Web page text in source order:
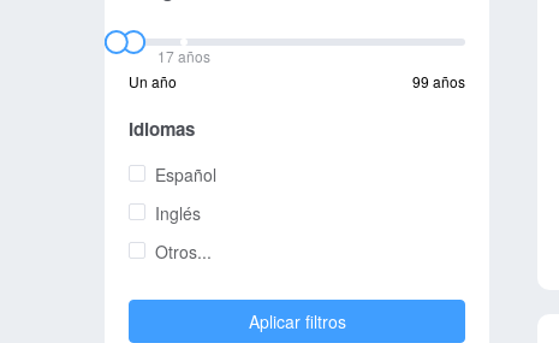
17 años
Un año
99 años
Idiomas
Español
Inglés
Otros...
Aplicar filtros